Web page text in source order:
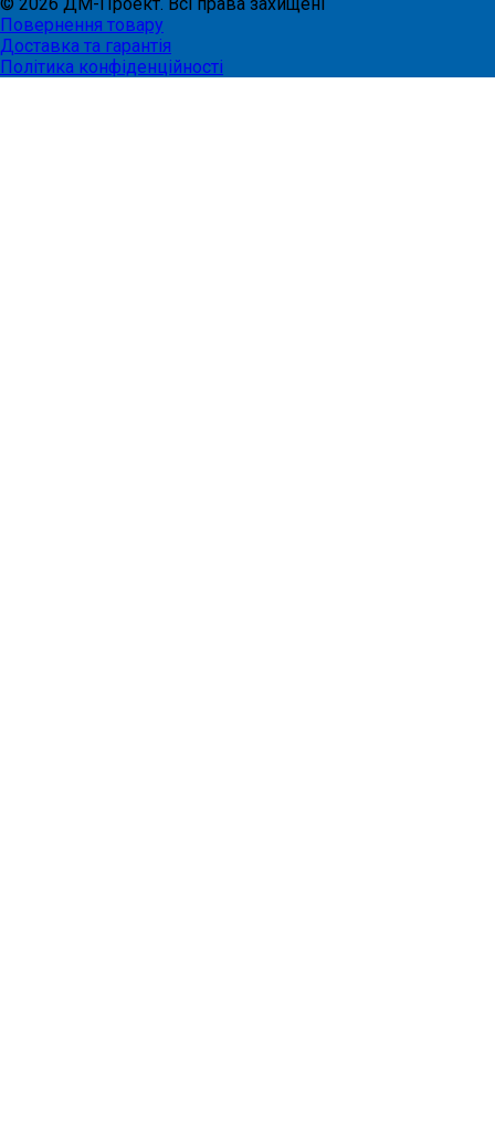
Повернення товару
Доставка та гарантія
Політика конфіденційності